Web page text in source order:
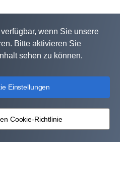
wenn Sie unsere
Bitte aktivieren Sie
sehen zu können.
Einstellungen
Cookie-Richtlinie